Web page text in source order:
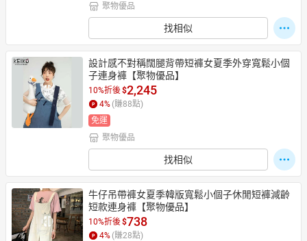
聚物優品
找相似
設計感不對稱闊腿背帶短褲女夏季外穿寬鬆小個
子連身褲【聚物優品】
10%折後$2,245
4% (賺88點)
免運
聚物優品
找相似
牛仔吊帶褲女夏季韓版寬鬆小個子休閒短褲減齡
短款連身褲【聚物優品】
10%折後$738
4% (賺28點)